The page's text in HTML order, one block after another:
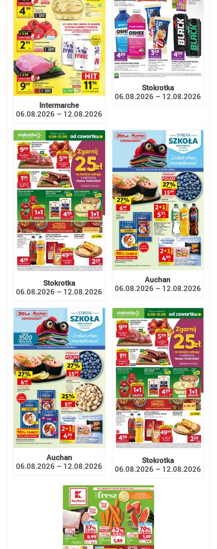
Intermarche
06.08.2026 – 12.08.2026
Stokrotka
06.08.2026 – 12.08.2026
Stokrotka
06.08.2026 – 12.08.2026
Auchan
06.08.2026 – 12.08.2026
Auchan
06.08.2026 – 12.08.2026
Stokrotka
06.08.2026 – 12.08.2026